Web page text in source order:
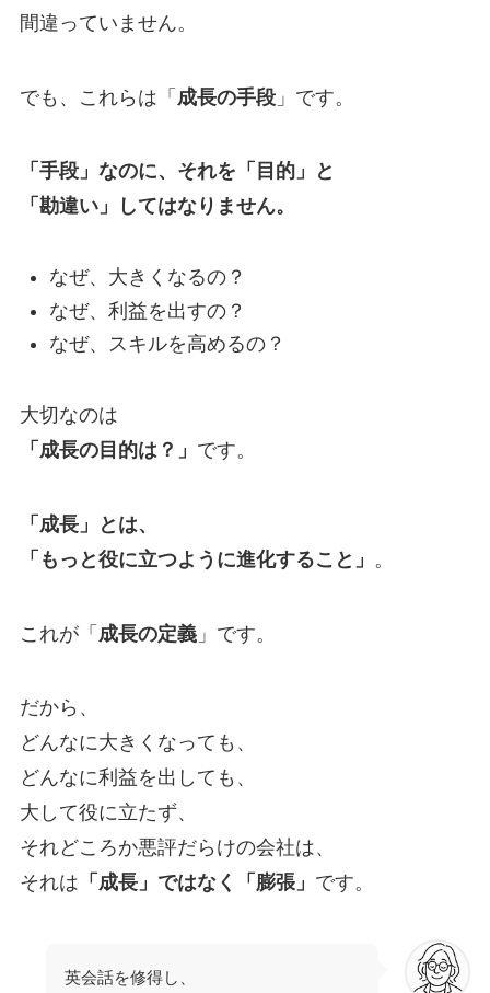
間違っていません。
でも、これらは「 成長の手段」です。
「手段」なのに、それを「目的」と
「勘違い」してはなりません。
なぜ、大きくなるの？
なぜ、利益を出すの？
なぜ、スキルを高めるの？
大切なのは
「成長の目的は？」 です。
「成長」とは、
「もっと役に立つように進化すること」 。
これが「 成長の定義」です。
だから、
どんなに大きくなっても、
どんなに利益を出しても、
大して役に立たず、
それどころか悪評だらけの会社は、
それは 「成長」ではなく「膨張」 です。
英会話を修得し、